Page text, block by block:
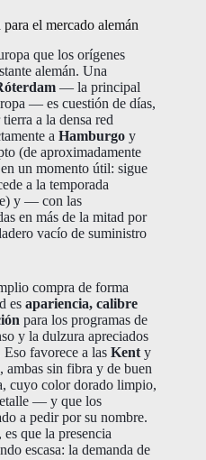
el mercado alemán
que los orígenes
alemán. Una
— la principal
— es cuestión de días,
a la densa red
a Hamburgo y
(de aproximadamente
un momento útil: sigue
a la temporada
y — con las
en más de la mitad por
vacío de suministro
compra de forma
es apariencia, calibre
para los programas de
y la dulzura apreciados
favorece a las Kent y
ambas sin fibra y de buen
cuyo color dorado limpio,
— y que los
a pedir por su nombre.
que la presencia
escasa: la demanda de